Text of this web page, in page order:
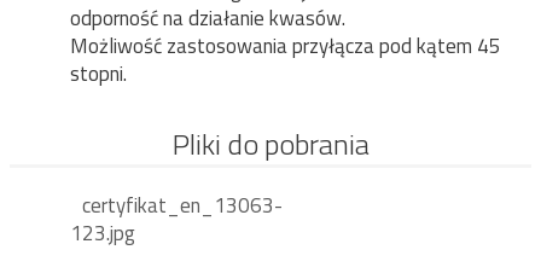
odporność na działanie kwasów.
Możliwość zastosowania przyłącza pod kątem 45
stopni.
Pliki do pobrania
certyfikat_en_13063-
123.jpg